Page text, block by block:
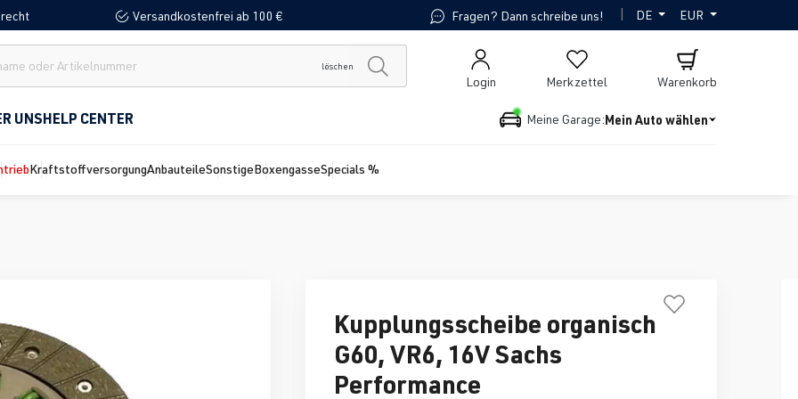
Versandkostenfrei ab 100 € Fragen? Dann schreibe uns! | DE EUR
löschen
Merkzettel
Login Warenkorb
UNSHELP CENTER Meine Garage:Mein Auto wählen
KraftstoffversorgungAnbauteileSonstigeBoxengasseSpecials %
Kupplungsscheibe organisch
G60, VR6, 16V Sachs
Performance